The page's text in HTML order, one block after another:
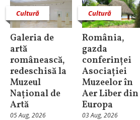
Cultură
Galeria de
artă
românească,
redeschisă la
Muzeul
Național de
Artă
05 Aug, 2026
Cultură
România,
gazda
conferinței
Asociației
Muzeelor în
Aer Liber din
Europa
03 Aug, 2026